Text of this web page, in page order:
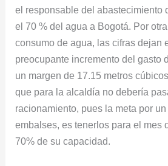
el responsable del abastecimiento
el 70 % del agua a Bogotá. Por
consumo de agua, las cifras dejan
preocupante incremento del gasto
un margen de 17.15 metros
que para la alcaldía no debería
racionamiento, pues la meta por
embalses, es tenerlos para el mes
70% de su capacidad.